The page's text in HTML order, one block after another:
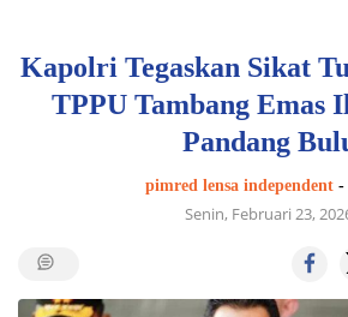
Kapolri Tegaskan Sikat
TPPU Tambang Emas
Pandang
pimred lensa independent-
Senin, Februari 23,